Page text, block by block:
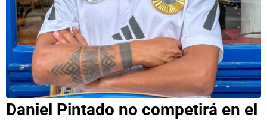
Daniel Pintado no competirá en el